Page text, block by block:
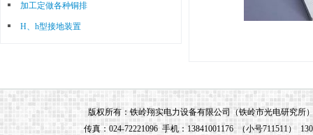
加工定做各种铜排
H、h型接地装置
版权所有：铁岭翔实电力设备有限公司（铁岭市光电研究所
传真：024-72221096 手机：13841001176 （小号711511）